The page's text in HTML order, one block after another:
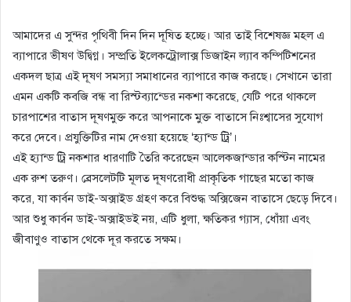
আমাদের এ সুন্দর পৃথিবী দিন দিন দূষিত হচ্ছে। আর তাই বিশেষজ্ঞ মহল এ
ব্যাপারে ভীষণ উদ্বিগ্ন। সম্প্রতি ইলেকট্রোলাক্স ডিজাইন ল্যাব কম্পিটিশনের
একদল ছাত্র এই দূষণ সমস্যা সমাধানের ব্যাপারে কাজ করছে। সেখানে তারা
এমন একটি কবজি বন্ধ বা রিস্টব্যান্ডের নকশা করেছে, যেটি পরে থাকলে
চারপাশের বাতাস দূষণমুক্ত করে আপনাকে মুক্ত বাতাসে নিঃশ্বাসের সুযোগ
করে দেবে। প্রযুক্তিটির নাম দেওয়া হয়েছে ‘হ্যান্ড ট্রি’।
এই হ্যান্ড ট্রি নকশার ধারণাটি তৈরি করেছেন আলেকজান্ডার কস্টিন নামের
এক রুশ তরুণ। ব্রেসলেটটি মূলত দূষণরোধী প্রাকৃতিক গাছের মতো কাজ
করে, যা কার্বন ডাই-অক্সাইড গ্রহণ করে বিশুদ্ধ অক্সিজেন বাতাসে ছেড়ে দিবে।
আর শুধু কার্বন ডাই-অক্সাইডই নয়, এটি ধুলা, ক্ষতিকর গ্যাস, ধোঁয়া এবং
জীবাণুও বাতাস থেকে দূর করতে সক্ষম।